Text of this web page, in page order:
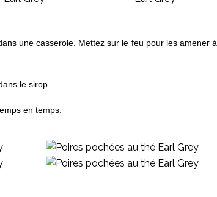
une casserole. Mettez sur le feu pour les amener à
le sirop.
en temps.